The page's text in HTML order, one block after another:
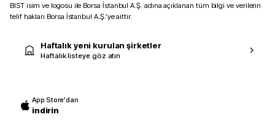
BIST isim ve logosu ile Borsa İstanbul A.Ş. adına açıklanan tüm bilgi ve verilerin
telif hakları Borsa İstanbul A.Ş.’ye aittir.
Haftalık yeni kurulan şirketler
Haftalık listeye göz atın
App Store'dan
indirin